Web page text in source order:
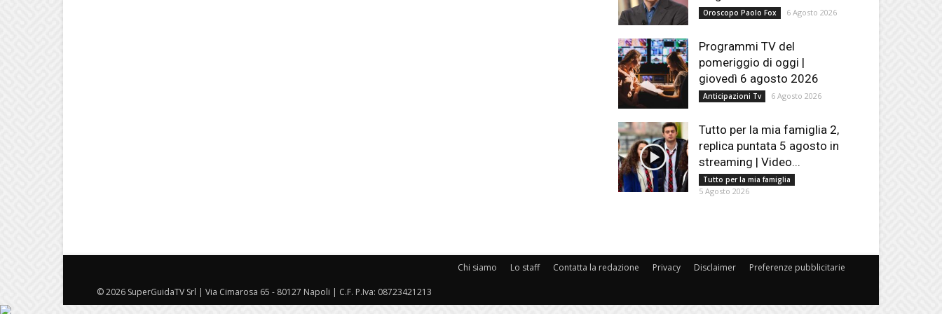
Oroscopo Paolo Fox 6 Agosto 2026
Programmi TV del
pomeriggio di oggi |
giovedì 6 agosto 2026
Anticipazioni Tv 6 Agosto 2026
Tutto per la mia famiglia 2,
replica puntata 5 agosto in
streaming | Video...
Tutto per la mia famiglia
5 Agosto 2026
Chi siamo Lo staff Contatta la redazione Privacy Disclaimer Preferenze pubblicitarie
© 2026 SuperGuidaTV Srl | Via Cimarosa 65 - 80127 Napoli | C.F. P.Iva: 08723421213